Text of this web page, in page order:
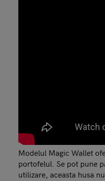
Modelul Magic Wallet
portofelul. Se pot pune
utilizare, aceasta husa